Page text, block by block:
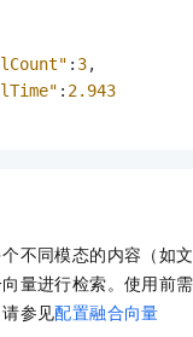
: 3,
: 2.943
不同模态的内容（如
量进行检索。使用前
参见配置融合向量